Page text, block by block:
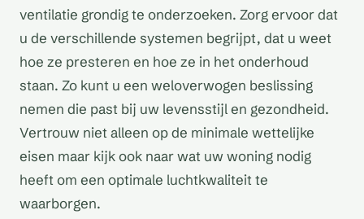
ventilatie grondig te onderzoeken. Zorg ervoor dat
u de verschillende systemen begrijpt, dat u weet
hoe ze presteren en hoe ze in het onderhoud
staan. Zo kunt u een weloverwogen beslissing
nemen die past bij uw levensstijl en gezondheid.
Vertrouw niet alleen op de minimale wettelijke
eisen maar kijk ook naar wat uw woning nodig
heeft om een optimale luchtkwaliteit te
waarborgen.